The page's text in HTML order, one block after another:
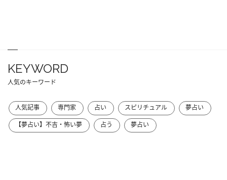
KEYWORD
人気のキーワード
人気記事 専門家 占い スピリチュアル
夢占い
【夢占い】不吉・怖い夢
占う 夢占い